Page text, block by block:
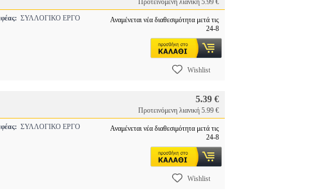
Προτεινόμενη λιανική 5.99 €
ΣΥΛΛΟΓΙΚΟ ΕΡΓΟ
Αναμένεται νέα διαθεσιμότητα μετά τις
24-8
Wishlist
5.39 €
Προτεινόμενη λιανική 5.99 €
ΣΥΛΛΟΓΙΚΟ ΕΡΓΟ
Αναμένεται νέα διαθεσιμότητα μετά τις
24-8
Wishlist